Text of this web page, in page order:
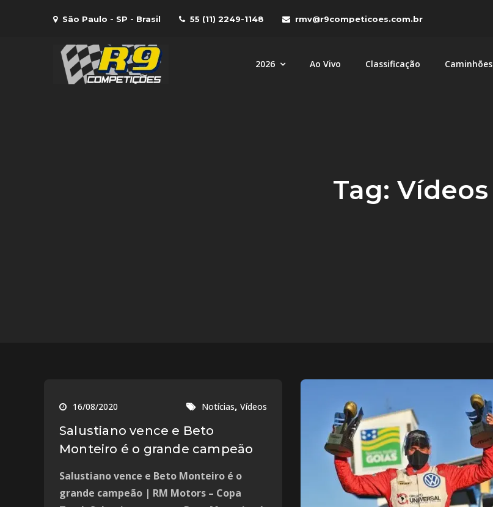
São Paulo - SP - Brasil 55 (11) 2249-1148 rmv@r9competicoes.com.br
R9 – Equipe de competições com caminhões MAN e
2026 Ao Vivo Classificação Caminhões
Tag: Vídeos
16/08/2020 Notícias, Vídeos
Salustiano vence e Beto
Monteiro é o grande campeão
Salustiano vence e Beto Monteiro é o
grande campeão | RM Motors – Copa